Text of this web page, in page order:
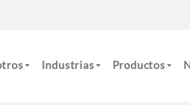
Industrias Productos